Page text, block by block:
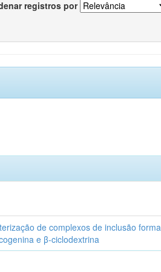
registros por
de complexos de inclusão
e β-ciclodextrina